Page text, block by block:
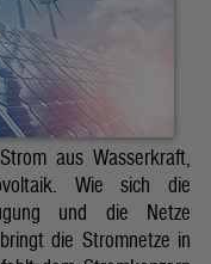
aus Wasserkraft,
Wie sich die
und die Netze
die Stromnetze in